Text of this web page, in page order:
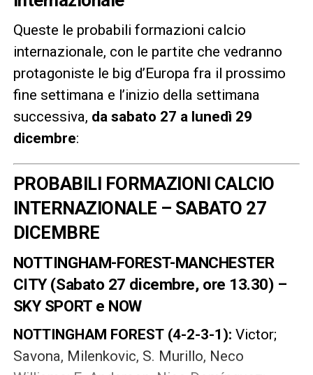
Queste le probabili formazioni calcio
internazionale, con le partite che vedranno
protagoniste le big d’Europa fra il prossimo
fine settimana e l’inizio della settimana
successiva, da sabato 27 a lunedì 29
dicembre:
PROBABILI FORMAZIONI CALCIO
INTERNAZIONALE – SABATO 27
DICEMBRE
NOTTINGHAM-FOREST-MANCHESTER
CITY (Sabato 27 dicembre, ore 13.30) –
SKY SPORT e NOW
NOTTINGHAM FOREST (4-2-3-1): Victor;
Savona, Milenkovic, S. Murillo, Neco